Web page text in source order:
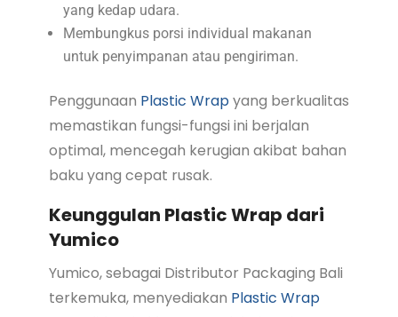
yang kedap udara.
Membungkus porsi individual makanan
untuk penyimpanan atau pengiriman.
Penggunaan Plastic Wrapyang berkualitas
memastikan fungsi-fungsi ini berjalan
optimal, mencegah kerugian akibat bahan
baku yang cepat rusak.
Keunggulan Plastic Wrap dari
Yumico
Yumico, sebagai Distributor Packaging Bali
terkemuka, menyediakan Plastic Wrap